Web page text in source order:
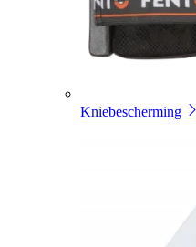
Kniebescherming